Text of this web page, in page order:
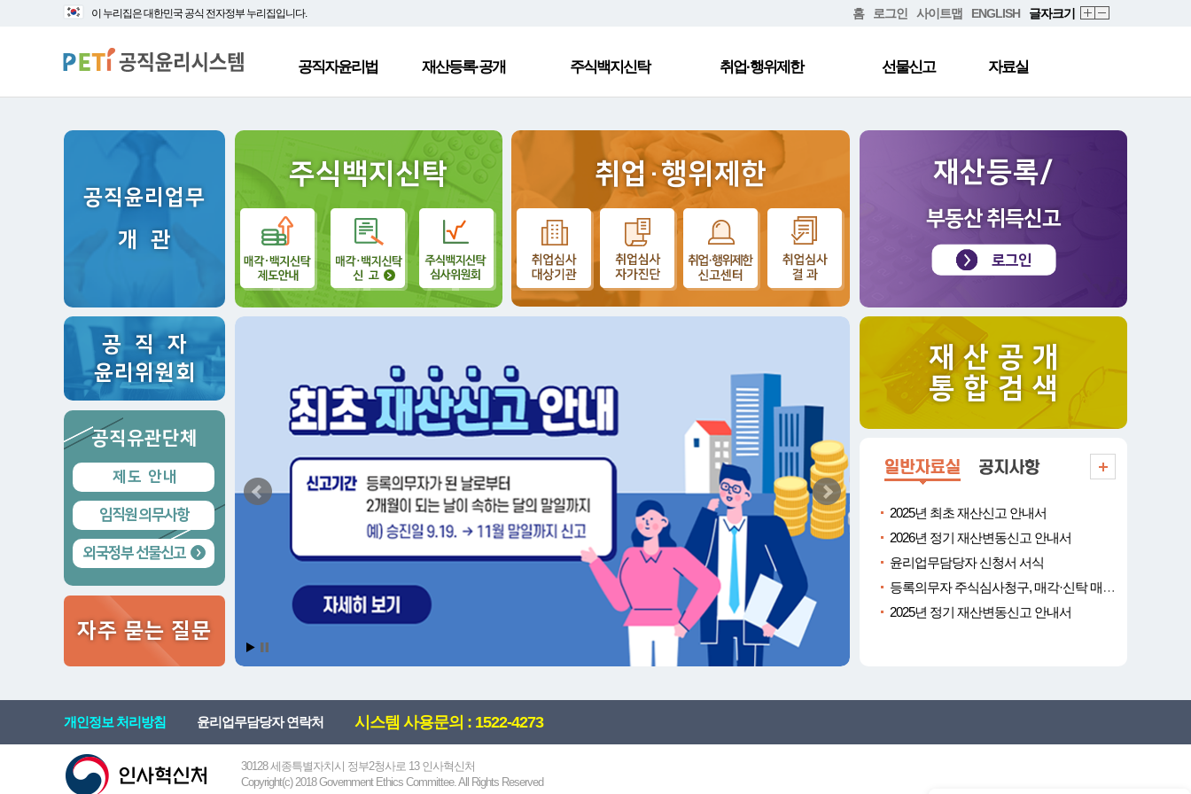
대
바
로
본
로
가
이 누리집은 대한민국 공식 전자정부 누리집입니다. 홈 로그인 사이트맵 ENGLISH 글자크기
공직자윤리법 재산등록·공개 주식백지신탁 취업·행위제한 선물신고 자료실
재산등록/
부동산 취득신고
로그인
주식백지신탁 취업·행위제한
공직윤리업무
개 관
공 직 자
윤리위원회
재 산 공 개
통 합 검 색
2025년 최초 재산신고 안내서
2026년 정기 재산변동신고 안내서
윤리업무담당자 신청서 서식
등록의무자 주식심사청구, 매각·신탁 매뉴얼
2025년 정기 재산변동신고 안내서
공직유관단체
제 도 안 내
임직원 의무사항
외국정부 선물신고
자주 묻는 질문
개인정보 처리방침 윤리업무담당자 연락처 시스템 사용문의 : 1522-4273
30128 세종특별자치시 정부2청사로 13 인사혁신처
Copyright(c) 2018 Government Ethics Committee. All Rights Reserved